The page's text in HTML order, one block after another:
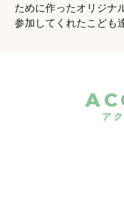
ために作ったオリジナ
参加してくれたこども
ア